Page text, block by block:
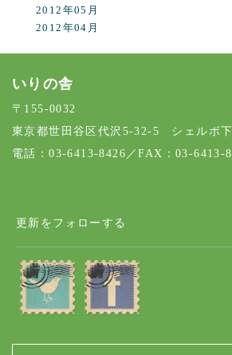
2012年05月
2012年04月
いりの舎
〒155-0032
東京都世田谷区代沢5-32-5 シェルボ
電話：03-6413-8426／FAX：03-6413-
更新をフォローする